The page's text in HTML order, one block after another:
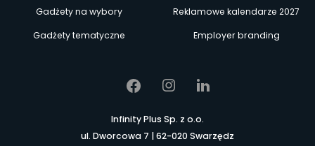
Gadżety na wybory
Reklamowe kalendarze 2027
Gadżety tematyczne
Employer branding
Infinity Plus Sp. z o.o.
ul. Dworcowa 7 | 62-020 Swarzędz